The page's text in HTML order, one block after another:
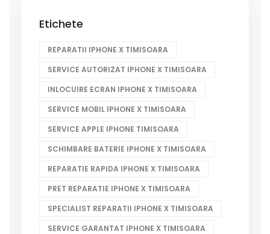
Etichete
REPARATII IPHONE X TIMISOARA
SERVICE AUTORIZAT IPHONE X TIMISOARA
INLOCUIRE ECRAN IPHONE X TIMISOARA
SERVICE MOBIL IPHONE X TIMISOARA
SERVICE APPLE IPHONE TIMISOARA
SCHIMBARE BATERIE IPHONE X TIMISOARA
REPARATIE RAPIDA IPHONE X TIMISOARA
PRET REPARATIE IPHONE X TIMISOARA
SPECIALIST REPARATII IPHONE X TIMISOARA
SERVICE GARANTAT IPHONE X TIMISOARA